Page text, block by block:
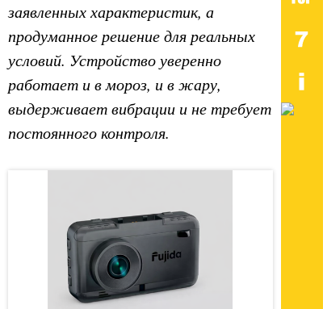
заявленных характеристик, а
продуманное решение для реальных
условий. Устройство уверенно
работает и в мороз, и в жару,
выдерживает вибрации и не требует
постоянного контроля.